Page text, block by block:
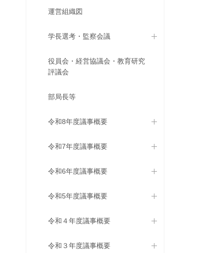
運営組織図
学長選考・監察会議
役員会・経営協議会・教育研究
評議会
部局長等
令和8年度議事概要
令和7年度議事概要
令和6年度議事概要
令和5年度議事概要
令和４年度議事概要
令和３年度議事概要